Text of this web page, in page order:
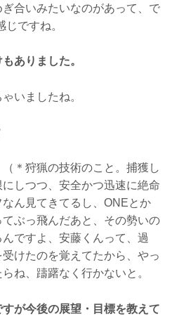
合いみたいなのがあって、で
ですね。
ありました。
いましたね。
＊狩猟の技術のこと。捕獲し
しつつ、安全かつ迅速に絶命
ん見てきてるし、ONEとか
ぶっ飛んだあと、その勢いの
ですよ、安藤くんって、過
けたのを覚えてたから、やっ
ね、躊躇なく行かないと。
が今後の展望・目標を教えて